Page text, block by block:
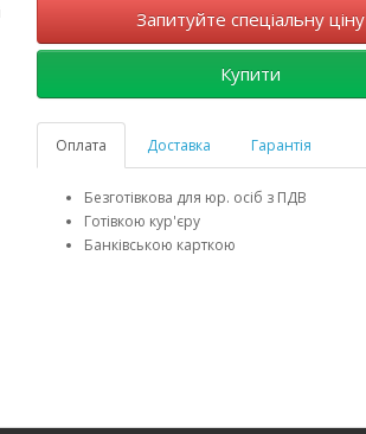
Запитуйте спеціальну ціну
Купити
Оплата Доставка Гарантія
Безготівкова для юр. осіб з ПДВ
Готівкою кур'єру
Банківською карткою